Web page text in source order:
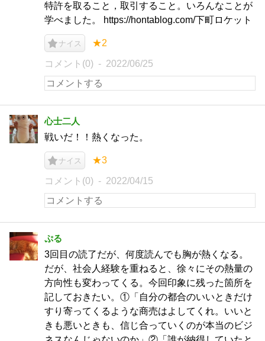
特許を取ること，取引すること。いろんなことが
学べました。 https://hontablog.com/下町ロケット
ナイス ★2
コメント(0) 2022/06/25
心士二人
戦いだ！！熱くなった。
ナイス ★3
コメント(0) 2022/04/15
ぷる
3回目の読了だが、何度読んでも胸が熱くなる。
だが、社会人経験を重ねると、徐々にその熱量の
方向性も変わってくる。今回印象に残った箇所を
記しておきたい。①「自分の都合のいいときだけ
すり寄ってくるような商売はよしてくれ。いいと
きも悪いときも、信じ合っていくのが本当のビジ